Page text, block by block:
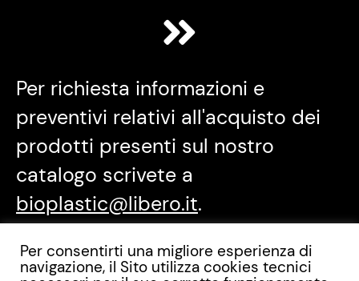
Per richiesta informazioni e
preventivi relativi all'acquisto dei
prodotti presenti sul nostro
catalogo scrivete a
bioplastic@libero.it.
Per consentirti una migliore esperienza di
navigazione, il Sito utilizza cookies tecnici